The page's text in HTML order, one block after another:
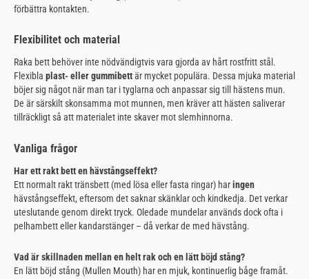
förbättra kontakten.
Flexibilitet och material
Raka bett behöver inte nödvändigtvis vara gjorda av hårt rostfritt stål.
Flexibla plast- eller gummibettär mycket populära. Dessa mjuka material
böjer sig något när man tar i tyglarna och anpassar sig till hästens mun.
De är särskilt skonsamma mot munnen, men kräver att hästen saliverar
tillräckligt så att materialet inte skaver mot slemhinnorna.
Vanliga frågor
Har ett rakt bett en hävstångseffekt?
Ett normalt rakt tränsbett (med lösa eller fasta ringar) haringen
hävstångseffekt, eftersom det saknar skänklar och kindkedja. Det verkar
uteslutande genom direkt tryck. Oledade mundelar används dock ofta i
pelhambett eller kandarstänger – då verkar de med hävstång.
Vad är skillnaden mellan en helt rak och en lätt böjd stång?
En lätt böjd stång (Mullen Mouth) har en mjuk, kontinuerlig båge framåt.